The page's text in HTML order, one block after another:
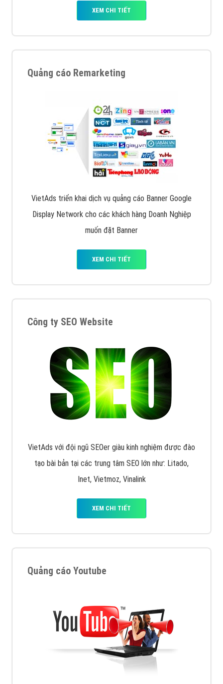
XEM CHI TIẾT
Quảng cáo Remarketing
VietAds triển khai dịch vụ quảng cáo Banner Google
Display Network cho các khách hàng Doanh Nghiệp
muốn đặt Banner
XEM CHI TIẾT
Công ty SEO Website
VietAds với đội ngũ SEOer giàu kinh nghiệm được đào
tạo bài bản tại các trung tâm SEO lớn như: Litado,
Inet, Vietmoz, Vinalink
XEM CHI TIẾT
Quảng cáo Youtube